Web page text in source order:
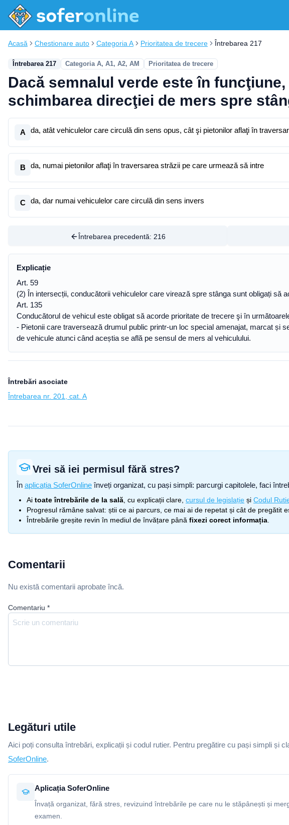
Acasă Chestionare auto Categoria A Prioritatea de trecere Întrebarea 217
Întrebarea 217 Categoria A, A1, A2, AM Prioritatea de trecere
Dacă semnalul verde este în
schimbarea direcţiei de mers spre
A da, atât vehiculelor care circulă din sens opus, cât şi pietonilor aflaţi în
B da, numai pietonilor aflaţi în traversarea străzii pe care urmează să intre
C da, dar numai vehiculelor care circulă din sens invers
Întrebarea precedentă: 216
Explicație
Art. 59
(2) În intersecții, conducătorii vehiculelor care virează spre stânga sunt obligați să
Art. 135
Conducătorul de vehicul este obligat să acorde prioritate de trecere şi în
- Pietonii care traversează drumul public printr-un loc special amenajat, marcat și
de vehicule atunci când aceștia se află pe sensul de mers al vehiculului.
Întrebări asociate
Întrebarea nr. 201, cat. A
Vrei să iei permisul fără stres?
În aplicația SoferOnline înveți organizat, cu pași simpli: parcurgi capitolele, faci
Ai toate întrebările de la sală , cu explicații clare, cursul de legislație și Codul
Progresul rămâne salvat: știi ce ai parcurs, ce mai ai de repetat și cât de pregătit
Întrebările greșite revin în mediul de învățare până fixezi corect informația
Comentarii
Nu există comentarii aprobate încă.
Comentariu *
Legături utile
Aici poți consulta întrebări, explicații și codul rutier. Pentru pregătire cu pași simpli și
SoferOnline.
Aplicația SoferOnline
Învață organizat, fără stres, revizuind întrebările pe care nu le stăpânești și
examen.